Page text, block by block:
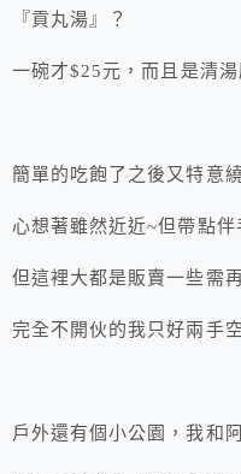
『貢丸湯』？
一碗才$25元，而且是清湯
簡單的吃飽了之後又特意
心想著雖然近近~但帶點伴
但這裡大都是販賣一些需
完全不開伙的我只好兩手
戶外還有個小公園，我和